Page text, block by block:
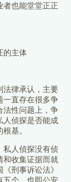
者也能堂堂正正
的主体
法律承认，主要
一直存在很多争
法性问题上，争
人侦探是否能成
基。
私人侦探没有侦
和收集证据而就
刑事诉讼法》